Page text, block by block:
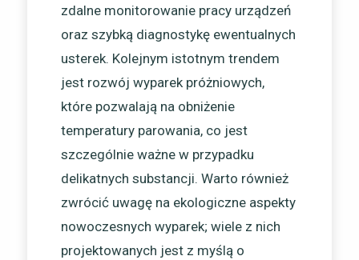
zdalne monitorowanie pracy urządzeń
oraz szybką diagnostykę ewentualnych
usterek. Kolejnym istotnym trendem
jest rozwój wyparek próżniowych,
które pozwalają na obniżenie
temperatury parowania, co jest
szczególnie ważne w przypadku
delikatnych substancji. Warto również
zwrócić uwagę na ekologiczne aspekty
nowoczesnych wyparek; wiele z nich
projektowanych jest z myślą o